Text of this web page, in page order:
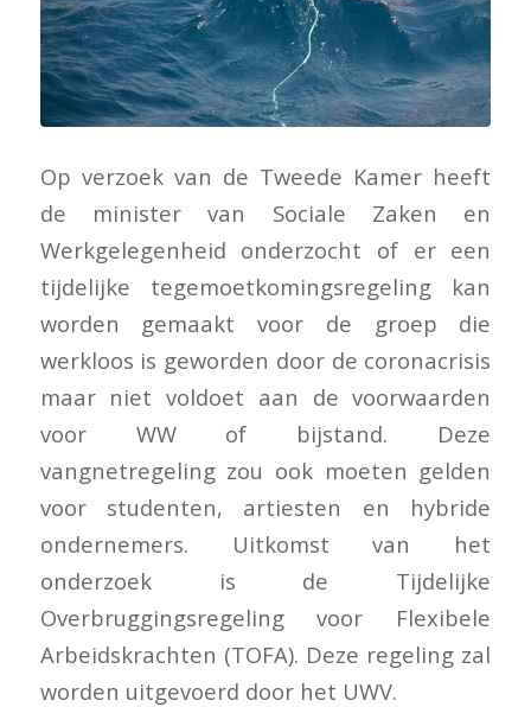
Op verzoek van de Tweede Kamer heeft
de minister van Sociale Zaken en
Werkgelegenheid onderzocht of er een
tijdelijke tegemoetkomingsregeling kan
worden gemaakt voor de groep die
werkloos is geworden door de coronacrisis
maar niet voldoet aan de voorwaarden
voor WW of bijstand. Deze
vangnetregeling zou ook moeten gelden
voor studenten, artiesten en hybride
ondernemers. Uitkomst van het
onderzoek is de Tijdelijke
Overbruggingsregeling voor Flexibele
Arbeidskrachten (TOFA). Deze regeling zal
worden uitgevoerd door het UWV.